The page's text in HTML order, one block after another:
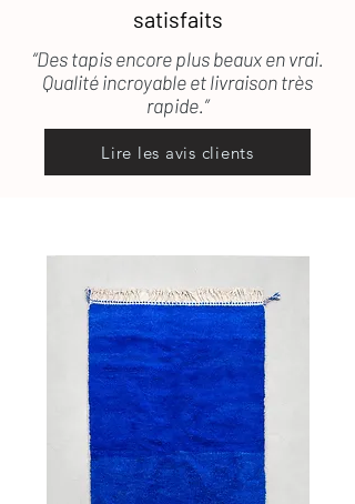
satisfaits
“Des tapis encore plus beaux en vrai.
Qualité incroyable et livraison très
rapide.”
Lire les avis clients